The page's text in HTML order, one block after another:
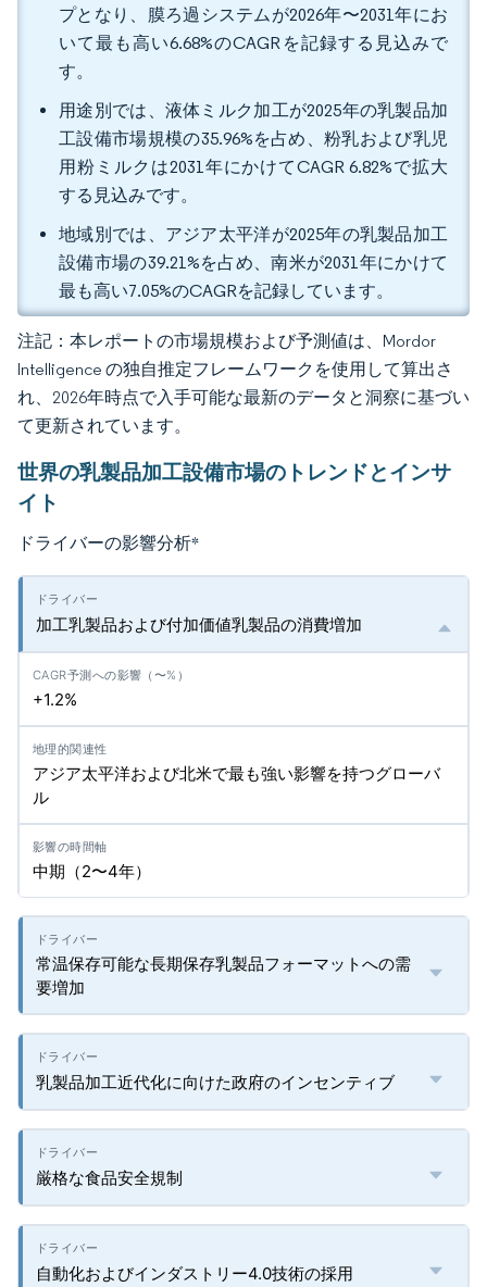
プとなり、膜ろ過システムが2026年〜2031年にお
いて最も高い6.68%のCAGRを記録する見込みで
す。
用途別では、液体ミルク加工が2025年の乳製品加
工設備市場規模の35.96%を占め、粉乳および乳児
用粉ミルクは2031年にかけてCAGR 6.82%で拡大
する見込みです。
地域別では、アジア太平洋が2025年の乳製品加工
設備市場の39.21%を占め、南米が2031年にかけて
最も高い7.05%のCAGRを記録しています。
注記：本レポートの市場規模および予測値は、Mordor
Intelligence の独自推定フレームワークを使用して算出さ
れ、2026年時点で入手可能な最新のデータと洞察に基づい
て更新されています。
世界の乳製品加工設備市場のトレンドとインサ
イト
ドライバーの影響分析*
加工乳製品および付加価値乳製品の消費増加
+1.2%
アジア太平洋および北米で最も強い影響を持つグローバ
ル
中期（2〜4年）
常温保存可能な長期保存乳製品フォーマットへの需
要増加
乳製品加工近代化に向けた政府のインセンティブ
厳格な食品安全規制
自動化およびインダストリー4.0技術の採用